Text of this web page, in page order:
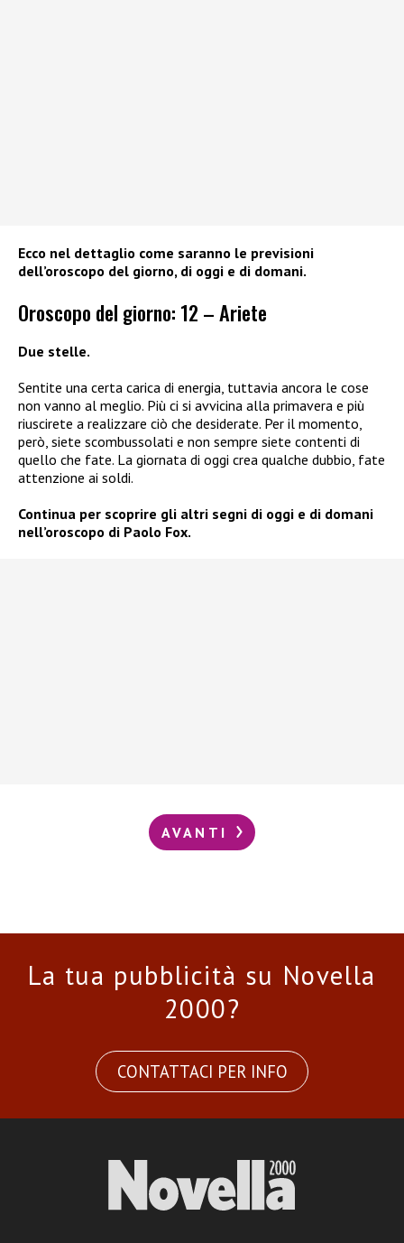
Ecco nel dettaglio come saranno le previsioni
dell’oroscopo del giorno, di oggi e di domani.
Oroscopo del giorno: 12 – Ariete
Due stelle.
Sentite una certa carica di energia, tuttavia ancora le cose
non vanno al meglio. Più ci si avvicina alla primavera e più
riuscirete a realizzare ciò che desiderate. Per il momento,
però, siete scombussolati e non sempre siete contenti di
quello che fate. La giornata di oggi crea qualche dubbio, fate
attenzione ai soldi.
Continua per scoprire gli altri segni di oggi e di domani
nell’oroscopo di Paolo Fox.
AVANTI
La tua pubblicità su Novella
2000?
CONTATTACI PER INFO